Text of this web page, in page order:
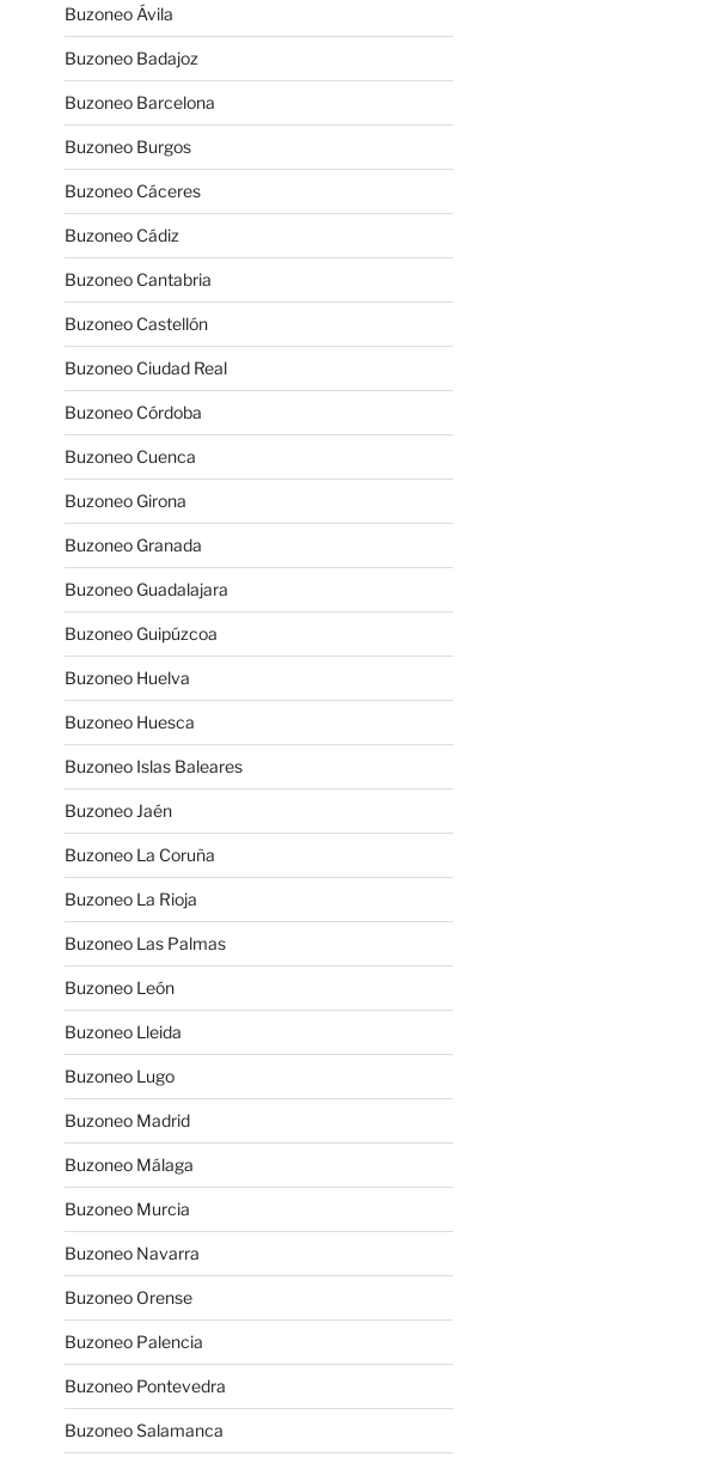
Buzoneo Ávila
Buzoneo Badajoz
Buzoneo Barcelona
Buzoneo Burgos
Buzoneo Cáceres
Buzoneo Cádiz
Buzoneo Cantabria
Buzoneo Castellón
Buzoneo Ciudad Real
Buzoneo Córdoba
Buzoneo Cuenca
Buzoneo Girona
Buzoneo Granada
Buzoneo Guadalajara
Buzoneo Guipúzcoa
Buzoneo Huelva
Buzoneo Huesca
Buzoneo Islas Baleares
Buzoneo Jaén
Buzoneo La Coruña
Buzoneo La Rioja
Buzoneo Las Palmas
Buzoneo León
Buzoneo Lleida
Buzoneo Lugo
Buzoneo Madrid
Buzoneo Málaga
Buzoneo Murcia
Buzoneo Navarra
Buzoneo Orense
Buzoneo Palencia
Buzoneo Pontevedra
Buzoneo Salamanca